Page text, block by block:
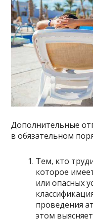
Дополнительные
в обязательном
Тем, кто
которое
или опасных
проведения
этом